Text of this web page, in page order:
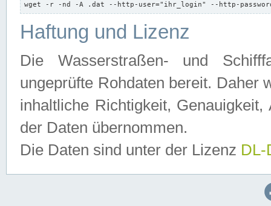
wget -r -nd -A .dat --http-user="ihr_login" --http-
Haftung und Lizenz
Die Wasserstraßen- und
ungeprüfte Rohdaten bereit. Daher
inhaltliche Richtigkeit,
der Daten übernommen.
Die Daten sind unter der Lizenz